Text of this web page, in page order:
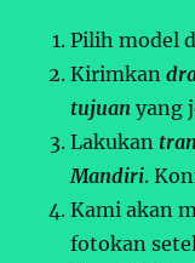
Pilih model
Kirimkan
tujuan yang
Lakukan
Mandiri.
Kami akan
fotokan